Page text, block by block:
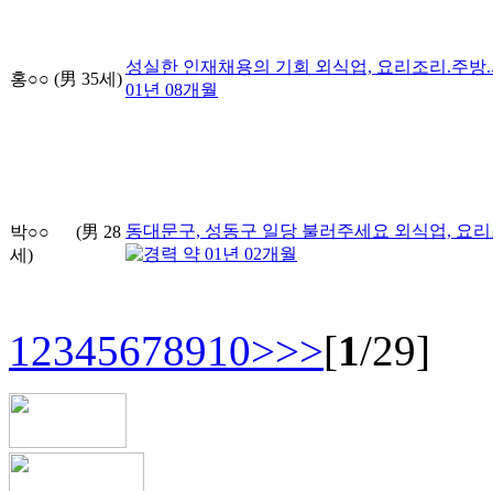
홍○○ (男 35세)
성실한 인재채용의 기회 외식업, 요리조리.주
01 년 08개월
박○○ (男 28
세)
동대문구, 성동구 일당 불러주세요 외식업, 요
약 01 년 02개월
12345678910>>>[1/29]